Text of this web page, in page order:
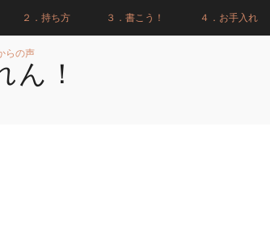
２．持ち方 ３．書こう！ ４．お手入れ
らの声
ん！